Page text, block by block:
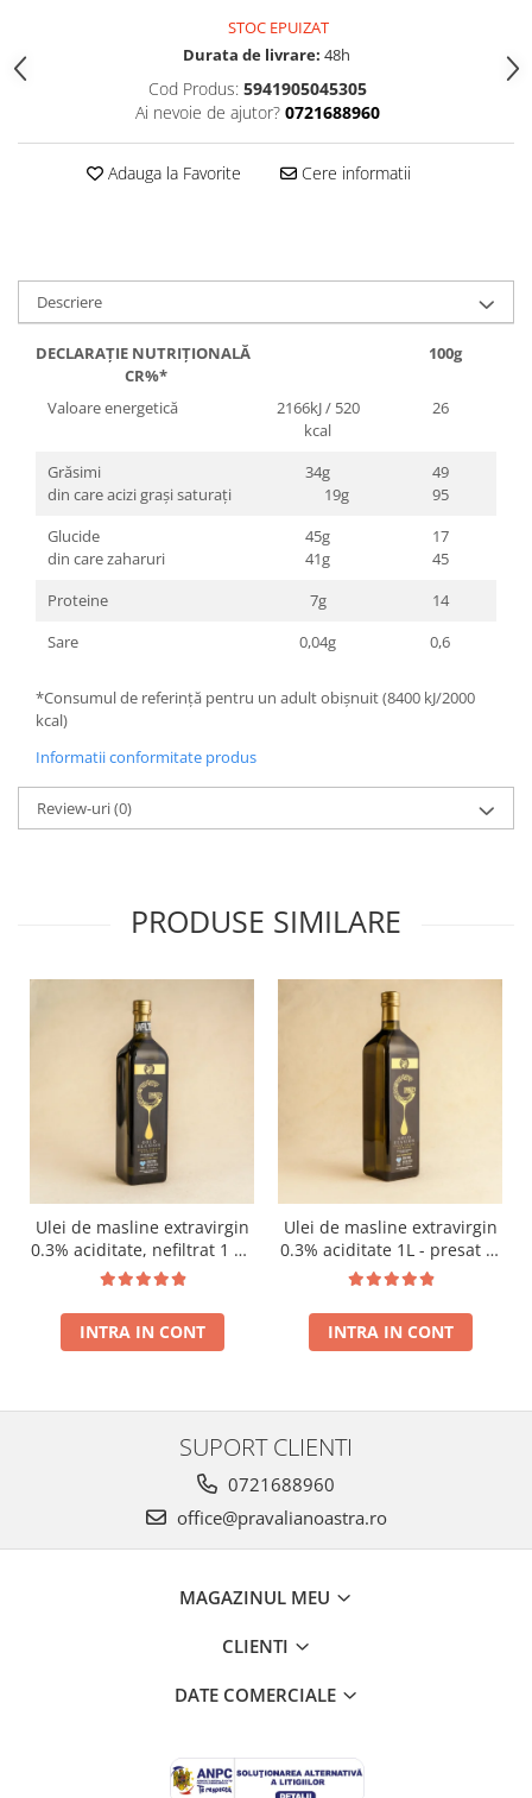
STOC EPUIZAT
Durata de livrare: 48h
Cod Produs: 5941905045305
Ai nevoie de ajutor? 0721688960
Adauga la Favorite Cere informatii
Descriere
DECLARAȚIE NUTRIȚIONALĂ 100g
CR%*
Valoare energetică
2166kJ / 520
kcal
26
Grăsimi
din care acizi grași saturați
34g
19g
49
95
Glucide
din care zaharuri
45g
41g
17
45
Proteine
7g
14
Sare
0,04g 0,6
*Consumul de referință pentru un adult obișnuit (8400 kJ/2000
kcal)
Informatii conformitate produs
Review-uri(0)
PRODUSE SIMILARE
Ulei de masline extravirgin
0.3% aciditate, nefiltrat 1 L -
presat la rece RECOLTA
INTRA IN CONT
Ulei de masline extravirgin
0.3% aciditate 1L - presat la
rece RECOLTA NOUA
INTRA IN CONT
SUPORT CLIENTI
0721688960
office@pravalianoastra.ro
MAGAZINUL MEU
CLIENTI
DATE COMERCIALE